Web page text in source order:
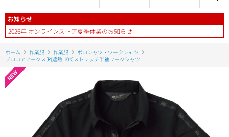
お知らせ
2026年 オンラインストア夏季休業のお知らせ
ホーム 作業服 作業服
ポロシャツ・ワークシャツ
プロコアアークス(R)遮熱-10℃ストレッチ半袖ワークシャツ